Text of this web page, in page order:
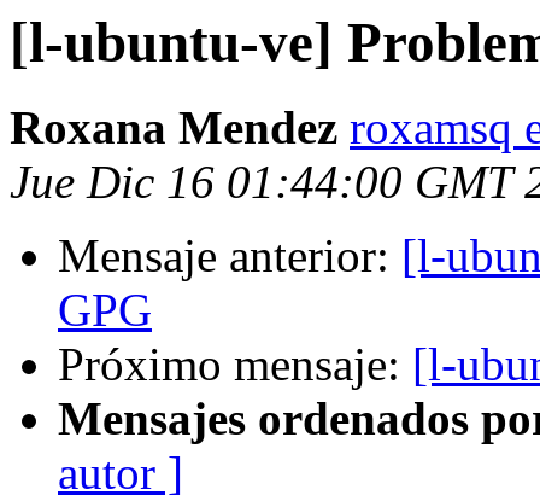
[l-ubuntu-ve]
Roxana Mendez roxamsq
Jue Dic 16 01:44:00 GMT
Mensaje anterior: [l-
GPG
Próximo mensaje: [l-
Mensajes ordenados
autor ]